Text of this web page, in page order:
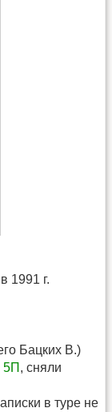
1991 г.
Бацких В.)
5П , сняли
в туре не